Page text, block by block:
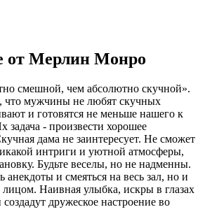
от Мерлин Монро
смешной, чем абсолютно скучной».
что мужчины не любят скучных
и готовятся не меньше нашего к
- произвести хорошее
дама не заинтересует. Не сможет
интриги и уютной атмосферы,
Будьте веселы, но не надменны.
анекдоты и смеяться на весь зал, но и
Наивная улыбка, искры в глазах
дружеское настроение во